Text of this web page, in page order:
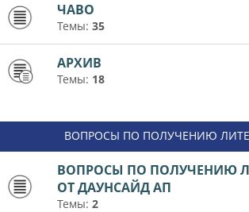
ЧАВО
Темы: 35
АРХИВ
Темы: 18
ВОПРОСЫ ПО ПОЛУЧЕНИЮ
ВОПРОСЫ ПО ПОЛУЧЕНИЮ
ОТ ДАУНСАЙД АП
Темы: 2